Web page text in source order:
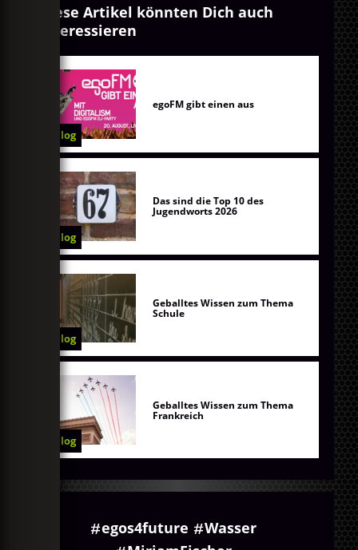
Diese Artikel könnten Dich auch
interessieren
Blog
egoFM gibt einen aus
Blog
Das sind die Top 10 des
Jugendworts 2026
Blog
Geballtes Wissen zum Thema
Schule
Blog
Geballtes Wissen zum Thema
Frankreich
egos4future
Wasser